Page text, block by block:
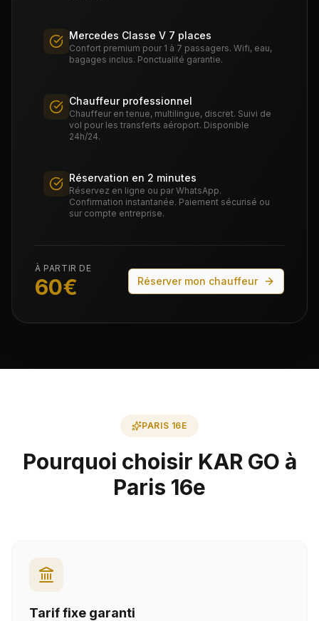
Mercedes Classe V 7 places
Confort premium pour 1 à 7 passagers. Wifi, eau,
bagages inclus. Ponctualité garantie.
Chauffeur professionnel
Chauffeur en tenue, multilingue, discret. Suivi de
vol pour les transferts aéroport. Disponible
24h/24.
Réservation en 2 minutes
Réservez en ligne ou par WhatsApp.
Confirmation instantanée. Paiement sécurisé ou
sur compte entreprise.
À PARTIR DE
60€ Réserver mon chauffeur
PARIS 16E
Pourquoi choisir KAR GO à
Paris 16e
Tarif fixe garanti